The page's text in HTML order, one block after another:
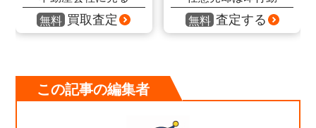
無料 買取査定
無料 査定する
この記事の編集者